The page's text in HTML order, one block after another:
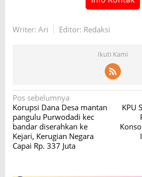
Writer: Ari Editor: Redaksi
Ikuti Kami
N
a
v
i
Pos sebelumnya
Korupsi Dana Desa mantan
pangulu Purwodadi kec
bandar diserahkan ke
Kejari, Kerugian Negara
Capai Rp. 337 Juta
KPU